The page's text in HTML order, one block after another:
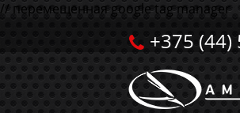
// перемещенная google tag manager
+375 (44)